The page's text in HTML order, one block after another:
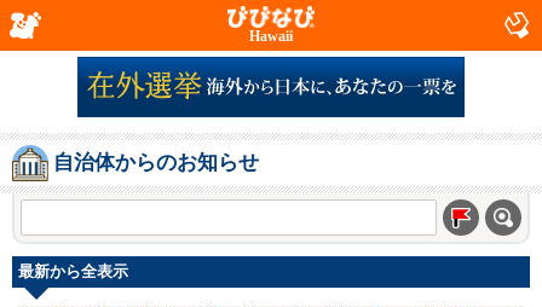
Hawaii
自治体からのお知らせ
最新から全表示